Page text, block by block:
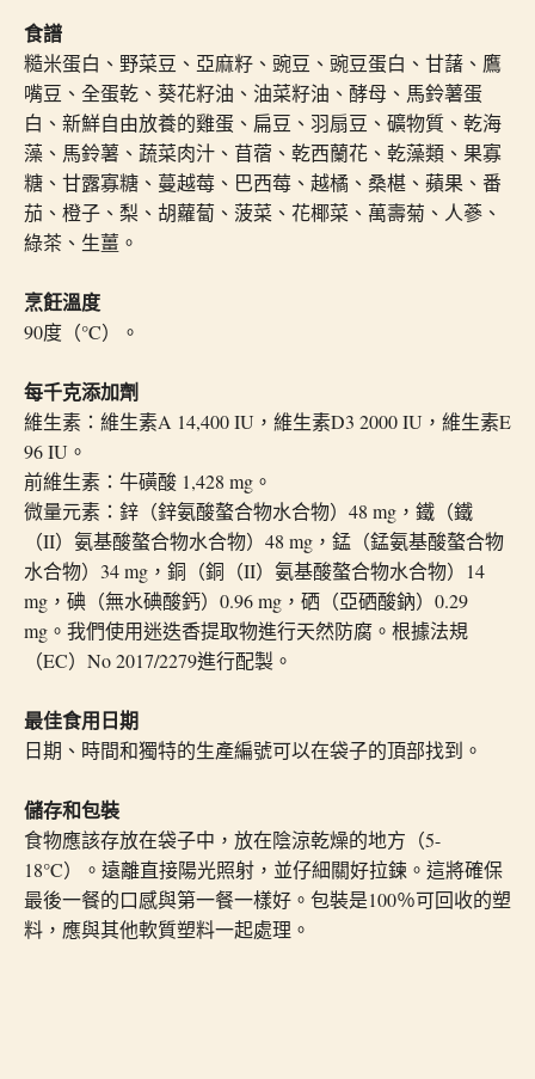
食譜
糙米蛋白、野菜豆、亞麻籽、豌豆、豌豆蛋白、甘藷、鷹
嘴豆、全蛋乾、葵花籽油、油菜籽油、酵母、馬鈴薯蛋
白、新鮮自由放養的雞蛋、扁豆、羽扇豆、礦物質、乾海
藻、馬鈴薯、蔬菜肉汁、苜蓿、乾西蘭花、乾藻類、果寡
糖、甘露寡糖、蔓越莓、巴西莓、越橘、桑椹、蘋果、番
茄、橙子、梨、胡蘿蔔、菠菜、花椰菜、萬壽菊、人蔘、
綠茶、生薑。
烹飪溫度
90度（°C）。
每千克添加劑
維生素：維生素A 14,400 IU，維生素D3 2000 IU，維生素E
96 IU。
前維生素：牛磺酸 1,428 mg。
微量元素：鋅（鋅氨酸螯合物水合物）48 mg，鐵（鐵
（II）氨基酸螯合物水合物）48 mg，錳（錳氨基酸螯合物
水合物）34 mg，銅（銅（II）氨基酸螯合物水合物）14
mg，碘（無水碘酸鈣）0.96 mg，硒（亞硒酸鈉）0.29
mg。我們使用迷迭香提取物進行天然防腐。根據法規
（EC）No 2017/2279進行配製。
最佳食用日期
日期、時間和獨特的生產編號可以在袋子的頂部找到。
儲存和包裝
食物應該存放在袋子中，放在陰涼乾燥的地方（5-
18°C）。遠離直接陽光照射，並仔細關好拉鍊。這將確保
最後一餐的口感與第一餐一樣好。包裝是100％可回收的塑
料，應與其他軟質塑料一起處理。